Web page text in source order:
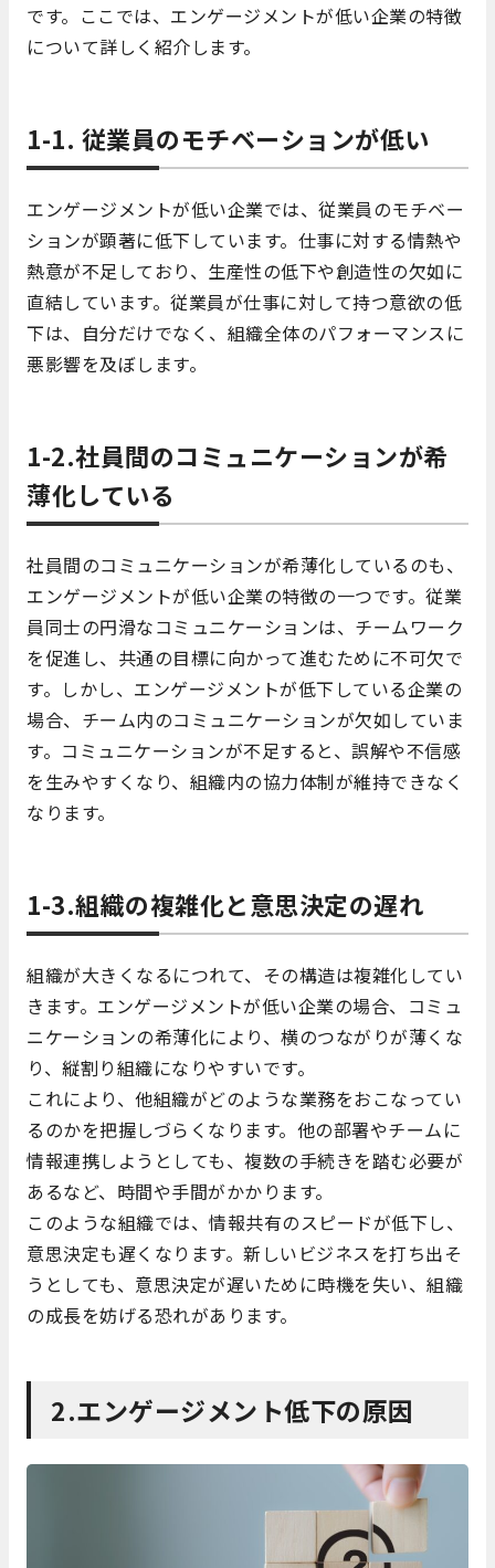
です。ここでは、エンゲージメントが低い企業の特徴
について詳しく紹介します。
1-1. 従業員のモチベーションが低い
エンゲージメントが低い企業では、従業員のモチベー
ションが顕著に低下しています。仕事に対する情熱や
熱意が不足しており、生産性の低下や創造性の欠如に
直結しています。従業員が仕事に対して持つ意欲の低
下は、自分だけでなく、組織全体のパフォーマンスに
悪影響を及ぼします。
1-2.社員間のコミュニケーションが希
薄化している
社員間のコミュニケーションが希薄化しているのも、
エンゲージメントが低い企業の特徴の一つです。従業
員同士の円滑なコミュニケーションは、チームワーク
を促進し、共通の目標に向かって進むために不可欠で
す。しかし、エンゲージメントが低下している企業の
場合、チーム内のコミュニケーションが欠如していま
す。コミュニケーションが不足すると、誤解や不信感
を生みやすくなり、組織内の協力体制が維持できなく
なります。
1-3.組織の複雑化と意思決定の遅れ
組織が大きくなるにつれて、その構造は複雑化してい
きます。エンゲージメントが低い企業の場合、コミュ
ニケーションの希薄化により、横のつながりが薄くな
り、縦割り組織になりやすいです。
これにより、他組織がどのような業務をおこなってい
るのかを把握しづらくなります。他の部署やチームに
情報連携しようとしても、複数の手続きを踏む必要が
あるなど、時間や手間がかかります。
このような組織では、情報共有のスピードが低下し、
意思決定も遅くなります。新しいビジネスを打ち出そ
うとしても、意思決定が遅いために時機を失い、組織
の成長を妨げる恐れがあります。
2.エンゲージメント低下の原因